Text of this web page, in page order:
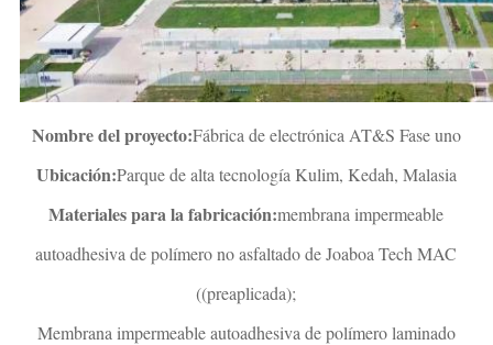
Nombre del proyecto:Fábrica de electrónica AT&S Fase uno
Ubicación:Parque de alta tecnología Kulim, Kedah, Malasia
Materiales para la fabricación:membrana impermeable
autoadhesiva de polímero no asfaltado de Joaboa Tech MAC
((preaplicada);
Membrana impermeable autoadhesiva de polímero laminado